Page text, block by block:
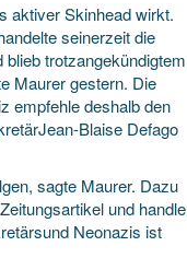
aktiver Skinhead wirkt.
seinerzeit die
trotzangekündigtem
Maurer gestern. Die
empfehle deshalb den
Blaise Defago
sagte Maurer. Dazu
und handle
Neonazis ist